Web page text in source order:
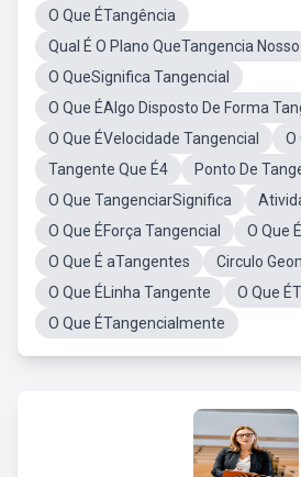
O Que ÉTangência
Qual É O Plano QueTangencia
O QueSignifica Tangencial
O Que ÉAlgo Disposto De Forma
O Que ÉVelocidade Tangencial
O
Tangente Que É4
Ponto De
O Que TangenciarSignifica
O Que ÉForça Tangencial
O Que
O Que É aTangentes
Circulo
O Que ÉLinha Tangente
O Que
O Que ÉTangencialmente